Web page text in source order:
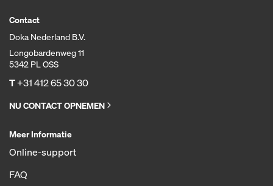
Contact
Doka Nederland B.V.
Longobardenweg 11
5342 PL OSS
T+31 412 65 30 30
NU CONTACT OPNEMEN
Meer Informatie
Online-support
FAQ